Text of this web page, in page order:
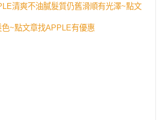
清爽不油膩髮質仍舊滑順有光澤~點文
~點文章找APPLE有優惠